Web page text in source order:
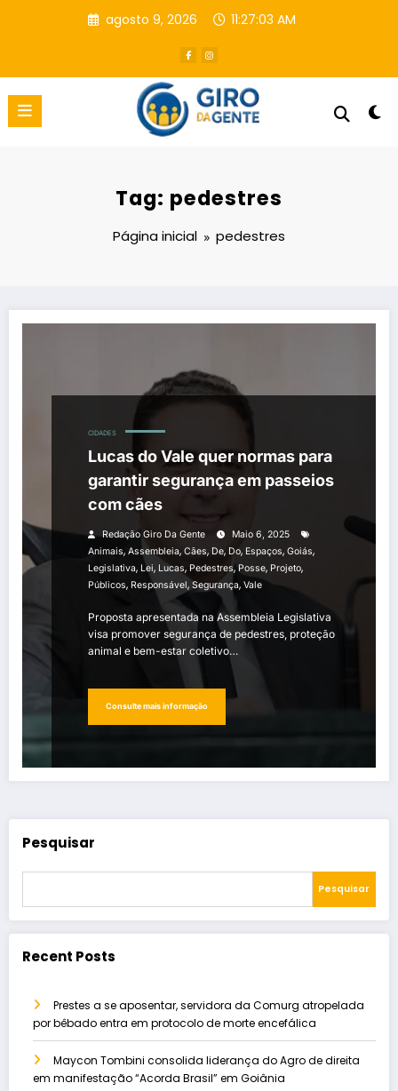
agosto 9, 2026 11:27:04 AM
Tag: pedestres
Página inicial pedestres
CIDADES
Lucas do Vale quer normas para
garantir segurança em passeios
com cães
Redação Giro Da Gente
Maio 6, 2025
Animais, Assembleia, Cães, De, Do, Espaços, Goiás,
Legislativa, Lei, Lucas, Pedestres,Posse, Projeto,
Públicos, Responsável,Segurança, Vale
Proposta apresentada na Assembleia Legislativa
visa promover segurança de pedestres, proteção
animal e bem-estar coletivo…
Consulte mais informação
Pesquisar
Pesquisar
Recent Posts
Prestes a se aposentar, servidora da Comurg atropelada
por bêbado entra em protocolo de morte encefálica
Maycon Tombini consolida liderança do Agro de direita
em manifestação “Acorda Brasil” em Goiânia